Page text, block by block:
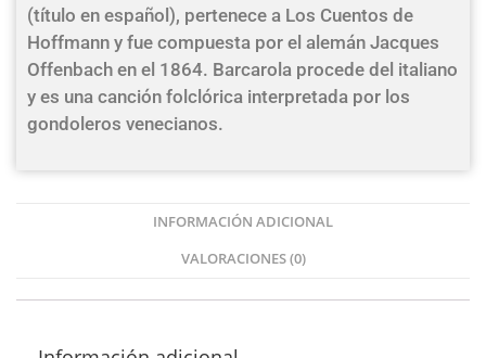
(título en español), pertenece a Los Cuentos de
Hoffmann y fue compuesta por el alemán Jacques
Offenbach en el 1864. Barcarola procede del italiano
y es una canción folclórica interpretada por los
gondoleros venecianos.
INFORMACIÓN ADICIONAL
VALORACIONES (0)